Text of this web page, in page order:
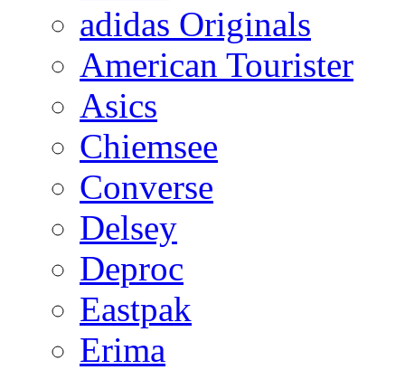
adidas Originals
American Tourister
Asics
Chiemsee
Converse
Delsey
Deproc
Eastpak
Erima